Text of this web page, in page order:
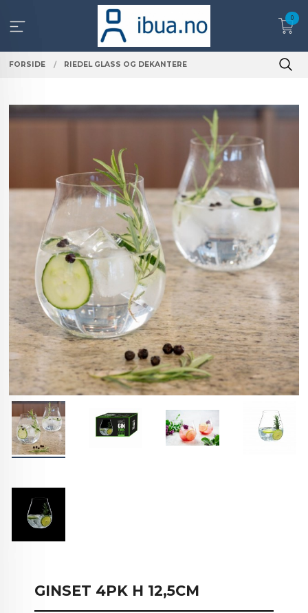
innholdet
0
FORSIDE RIEDEL GLASS OG DEKANTERE
GINSET 4PK H 12,5CM